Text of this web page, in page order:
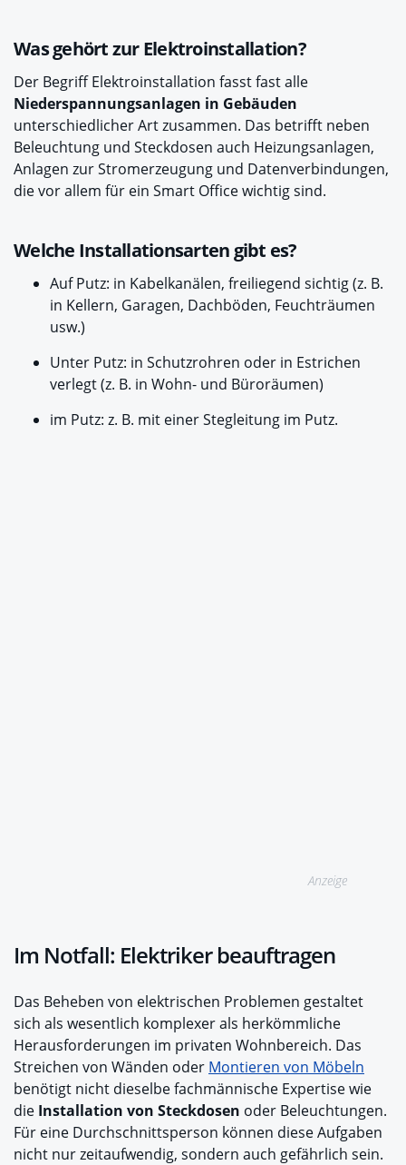
Was gehört zur Elektroinstallation?
Der Begriff Elektroinstallation fasst fast alle
Niederspannungsanlagen in Gebäuden
unterschiedlicher Art zusammen. Das betrifft neben
Beleuchtung und Steckdosen auch Heizungsanlagen,
Anlagen zur Stromerzeugung und Datenverbindungen,
die vor allem für ein Smart Office wichtig sind.
Welche Installationsarten gibt es?
Auf Putz: in Kabelkanälen, freiliegend sichtig (z. B.
in Kellern, Garagen, Dachböden, Feuchträumen
usw.)
Unter Putz: in Schutzrohren oder in Estrichen
verlegt (z. B. in Wohn- und Büroräumen)
im Putz: z. B. mit einer Stegleitung im Putz.
Anzeige
Im Notfall: Elektriker beauftragen
Das Beheben von elektrischen Problemen gestaltet
sich als wesentlich komplexer als herkömmliche
Herausforderungen im privaten Wohnbereich. Das
Streichen von Wänden oder Montieren von Möbeln
benötigt nicht dieselbe fachmännische Expertise wie
die Installation von Steckdosen oder Beleuchtungen.
Für eine Durchschnittsperson können diese Aufgaben
nicht nur zeitaufwendig, sondern auch gefährlich sein.